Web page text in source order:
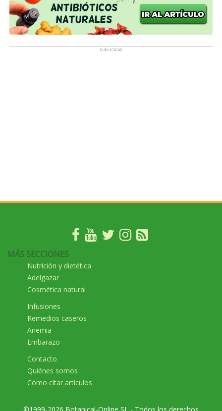
MÁS SECCIONES
Nutrición y dietética
Adelgazar
Cosmética natural
Infusiones
Remedios caseros
Anemia
Embarazo
Contacto
Quiénes somos
Cómo citar artículos
©1999-2026 Botanical-Online SL - Todos los derechos